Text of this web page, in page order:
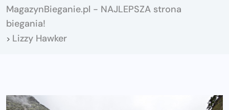
MagazynBieganie.pl - NAJLEPSZA strona
biegania!
> Lizzy Hawker